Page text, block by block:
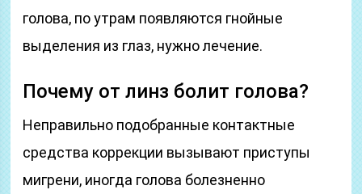
голова, по утрам появляются гнойные
выделения из глаз, нужно лечение.
Почему от линз болит голова?
Неправильно подобранные контактные
средства коррекции вызывают приступы
мигрени, иногда голова болезненно